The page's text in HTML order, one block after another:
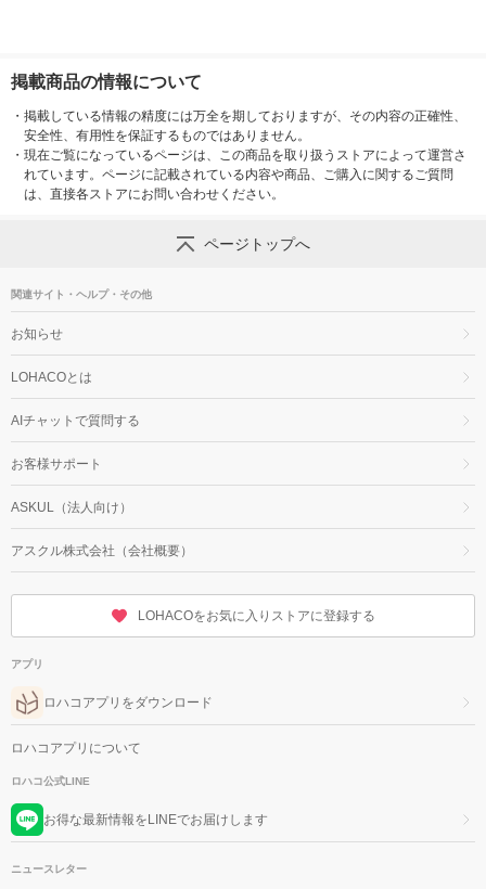
掲載商品の情報について
・ 掲載している情報の精度には万全を期しておりますが、その内容の正確性、
安全性、有用性を保証するものではありません。
・ 現在ご覧になっているページは、この商品を取り扱うストアによって運営さ
れています。ページに記載されている内容や商品、ご購入に関するご質問
は、直接各ストアにお問い合わせください。
ページトップへ
関連サイト・ヘルプ・その他
お知らせ
LOHACOとは
AIチャットで質問する
お客様サポート
ASKUL（法人向け）
アスクル株式会社（会社概要）
LOHACOをお気に入りストアに登録する
アプリ
ロハコアプリをダウンロード
ロハコアプリについて
ロハコ公式LINE
お得な最新情報をLINEでお届けします
ニュースレター